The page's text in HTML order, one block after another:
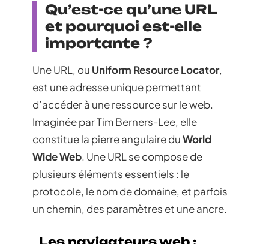
Qu’est-ce qu’une URL
et pourquoi est-elle
importante ?
Une URL, ou Uniform Resource Locator,
est une adresse unique permettant
d’accéder à une ressource sur le web.
Imaginée par Tim Berners-Lee, elle
constitue la pierre angulaire duWorld
Wide Web. Une URL se compose de
plusieurs éléments essentiels : le
protocole, le nom de domaine, et parfois
un chemin, des paramètres et une ancre.